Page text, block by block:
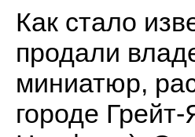
Как стало
продали
миниатюр,
городе